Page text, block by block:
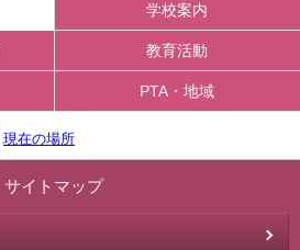
学校案内
教育活動
PTA・地域
現在の場所
サイトマップ